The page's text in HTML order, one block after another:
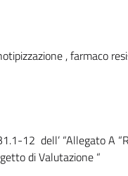
, farmaco
12 dell’ “Allegato A
di Valutazione “